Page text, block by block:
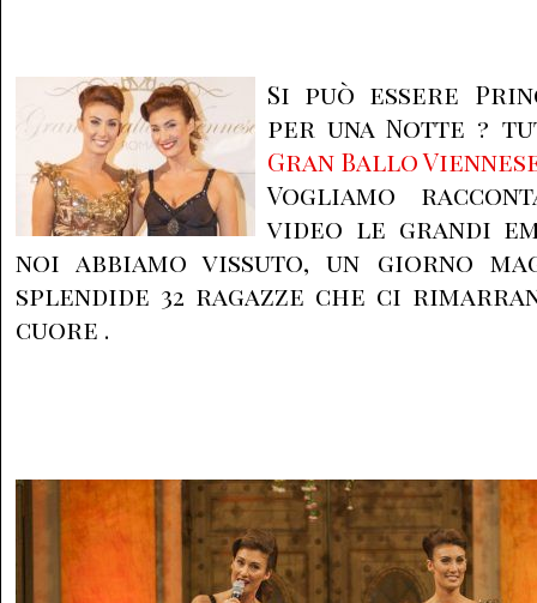
Si può essere
per una Notte ?
Gran Ballo
Vogliamo
video le grandi
noi abbiamo vissuto, un giorno
splendide 32 ragazze che ci
cuore .